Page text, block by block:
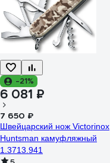
-21%
6 081 ₽
7 650 ₽
Швейцарский нож Victorinox
Huntsman камуфляжный
1.3713.941